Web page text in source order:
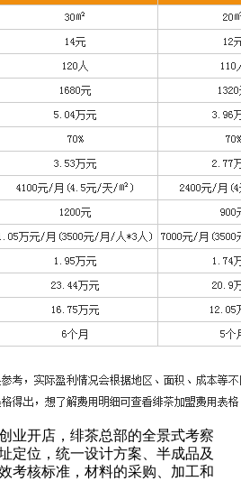
开店，绯茶总部的全景式考察
定位，统一设计方案、半成品及
考核标准，材料的采购、加工和